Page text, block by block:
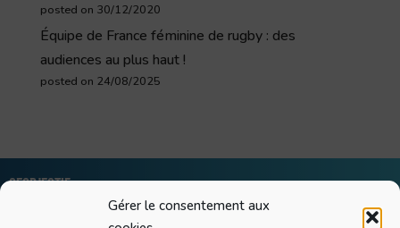
Gérer le consentement aux
posted on 30/12/2020
Équipe de France féminine de rugby : des
audiences au plus haut !
posted on 24/08/2025
Geobjectif